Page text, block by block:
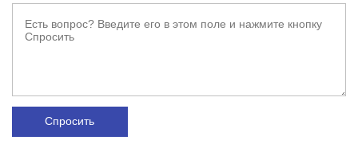
Спросить